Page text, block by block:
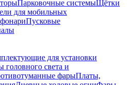
Парковочные системыЩётки
для мобильных
Пусковые
для установки
света и
фарыПлаты,